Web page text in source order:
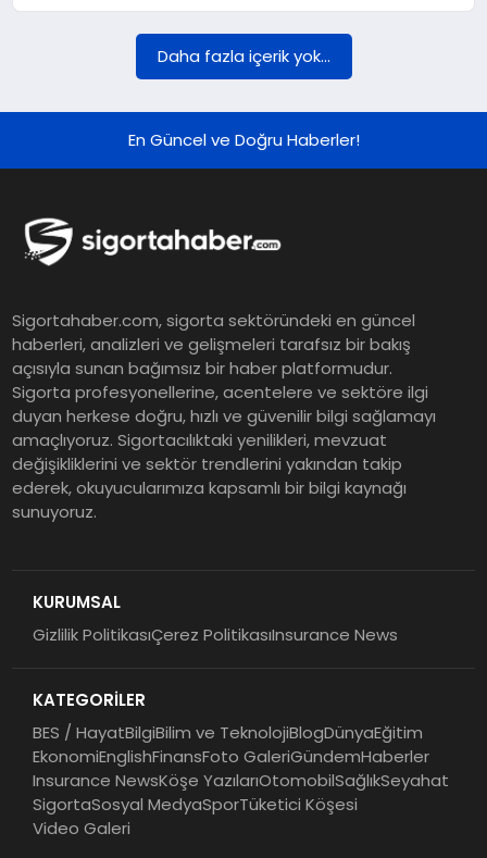
Daha fazla içerik yok...
En Güncel ve Doğru Haberler!
Sigortahaber.com, sigorta sektöründeki en güncel
haberleri, analizleri ve gelişmeleri tarafsız bir bakış
açısıyla sunan bağımsız bir haber platformudur.
Sigorta profesyonellerine, acentelere ve sektöre ilgi
duyan herkese doğru, hızlı ve güvenilir bilgi sağlamayı
amaçlıyoruz. Sigortacılıktaki yenilikleri, mevzuat
değişikliklerini ve sektör trendlerini yakından takip
ederek, okuyucularımıza kapsamlı bir bilgi kaynağı
sunuyoruz.
KURUMSAL
Gizlilik PolitikasıÇerez PolitikasıInsurance News
KATEGORİLER
BES / HayatBilgiBilim ve TeknolojiBlogDünyaEğitim
EkonomiEnglishFinansFoto GaleriGündemHaberler
Insurance NewsKöşe YazılarıOtomobilSağlıkSeyahat
SigortaSosyal MedyaSporTüketici Köşesi
Video Galeri